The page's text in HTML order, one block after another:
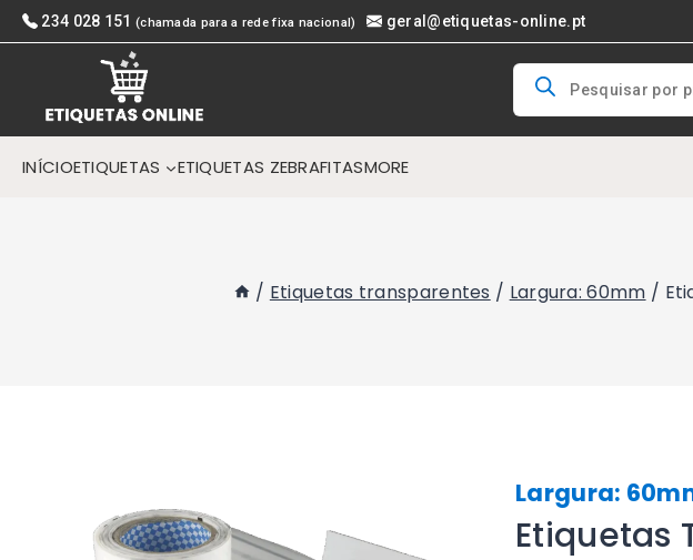
Skip
to
234 028 151 (chamada para a rede fixa nacional) geral@etiquetas-online.pt
Products
search
INÍCIOETIQUETAS ETIQUETAS ZEBRAFITASMORE
/ Etiquetas transparentes / Largura: 60mm /
Largura:
Etiquetas